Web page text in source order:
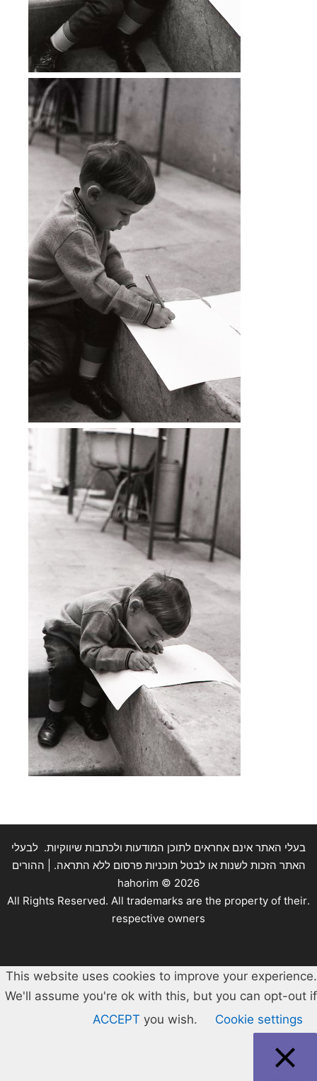
בעלי האתר אינם אחראים לתוכן המודעות ולכתבות שיווקיות. לבעלי
האתר הזכות לשנות או לבטל תוכניות פרסום ללא התראה. | ההורים
hahorim © 2026
.All Rights Reserved. All trademarks are the property of their
respective owners
This website uses cookies to improve your experience.
We'll assume you're ok with this, but you can opt-out if
you wish.
Cookie settings
ACCEPT